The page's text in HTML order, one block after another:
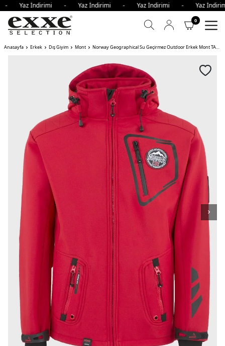
Yaz İndirimi - Yaz İndirimi - Yaz İndirimi - Yaz
0
Anasayfa Erkek Dış Giyim Mont Norway Geographical Su Geçirmez Outdoor Erkek Mont TACEBOOK KOYU